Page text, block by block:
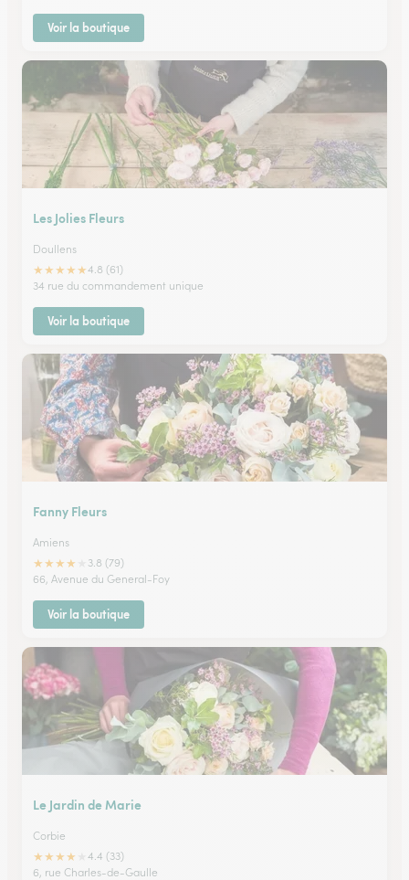
Voir la boutique
Les Jolies Fleurs
Doullens
★★★★★4.8 (61)
34 rue du commandement unique
Voir la boutique
Fanny Fleurs
Amiens
★★★★
3.8 (79)
66, Avenue du General-Foy
Voir la boutique
Le Jardin de Marie
Corbie
★★★★
4.4 (33)
6, rue Charles-de-Gaulle